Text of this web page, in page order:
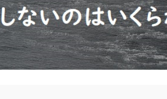
FP向け お客様の声 お